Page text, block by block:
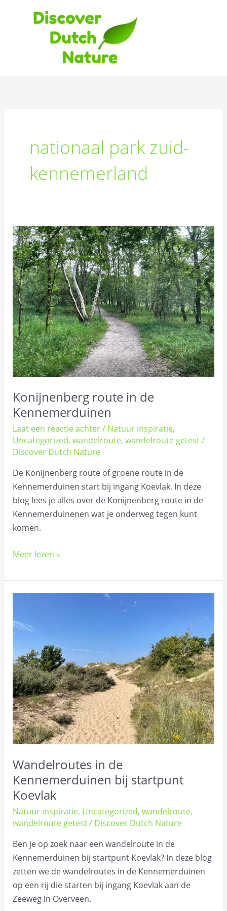
nationaal park zuid-
kennemerland
Konijnenberg route in de
Kennemerduinen
Laat een reactie achter/ Natuur inspiratie,
Uncategorized,wandelroute,wandelroute getest/
Discover Dutch Nature
De Konijnenberg route of groene route in de
Kennemerduinen start bij ingang Koevlak. In deze
blog lees je alles over de Konijnenberg route in de
Kennemerduinenen wat je onderweg tegen kunt
komen.
Konijnenberg
route
in
de
Kennemerduinen
Meer lezen »
Wandelroutes in de
Kennemerduinen bij startpunt
Koevlak
Natuur inspiratie, Uncategorized,wandelroute,
wandelroute getest/ Discover Dutch Nature
Ben je op zoek naar een wandelroute in de
Kennemerduinen bij startpunt Koevlak? In deze blog
zetten we de wandelroutes in de Kennemerduinen
op een rij die starten bij ingang Koevlak aan de
Zeeweg in Overveen.
de
bij
startpunt
Koevlak